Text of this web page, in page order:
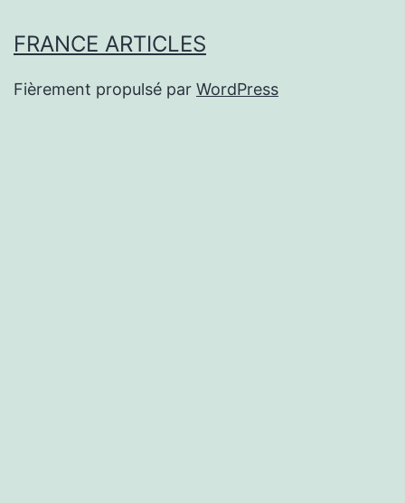
FRANCE ARTICLES
Fièrement propulsé par WordPress